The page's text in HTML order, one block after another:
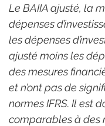
Le BAIIA ajusté, la
dépenses
les dépenses
ajusté moins les
des mesures
et n’ont pas de
normes IFRS. Il est
comparables à des